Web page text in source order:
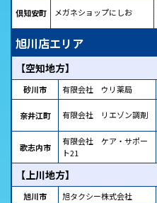
倶知安町 メガネショップにしお
旭川店エリア
【空知地方】
砂川市 有限会社 ウリ薬局
奈井江町 有限会社 リエゾン調剤
歌志内市
有限会社 ケア・サポー
ト21
【上川地方】
旭川市 旭タクシー株式会社